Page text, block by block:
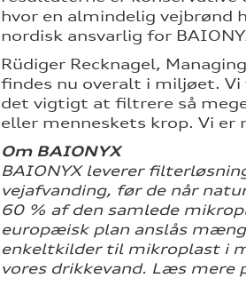
hvor en almindelig vejbrønd
nordisk ansvarlig for
Rüdiger Recknagel,
findes nu overalt i miljøet. Vi
det vigtigt at filtrere så
eller menneskets krop. Vi
Om BAIONYX
BAIONYX leverer
vejafvanding, før de når
60 % af den samlede
europæisk plan anslås
enkeltkilder til mikroplast i
vores drikkevand. Læs mere